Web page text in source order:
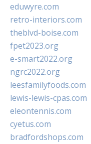
eduwyre.com
retro-interiors.com
theblvd-boise.com
fpet2023.org
e-smart2022.org
ngrc2022.org
leesfamilyfoods.com
lewis-lewis-cpas.com
eleontennis.com
cyetus.com
bradfordshops.com